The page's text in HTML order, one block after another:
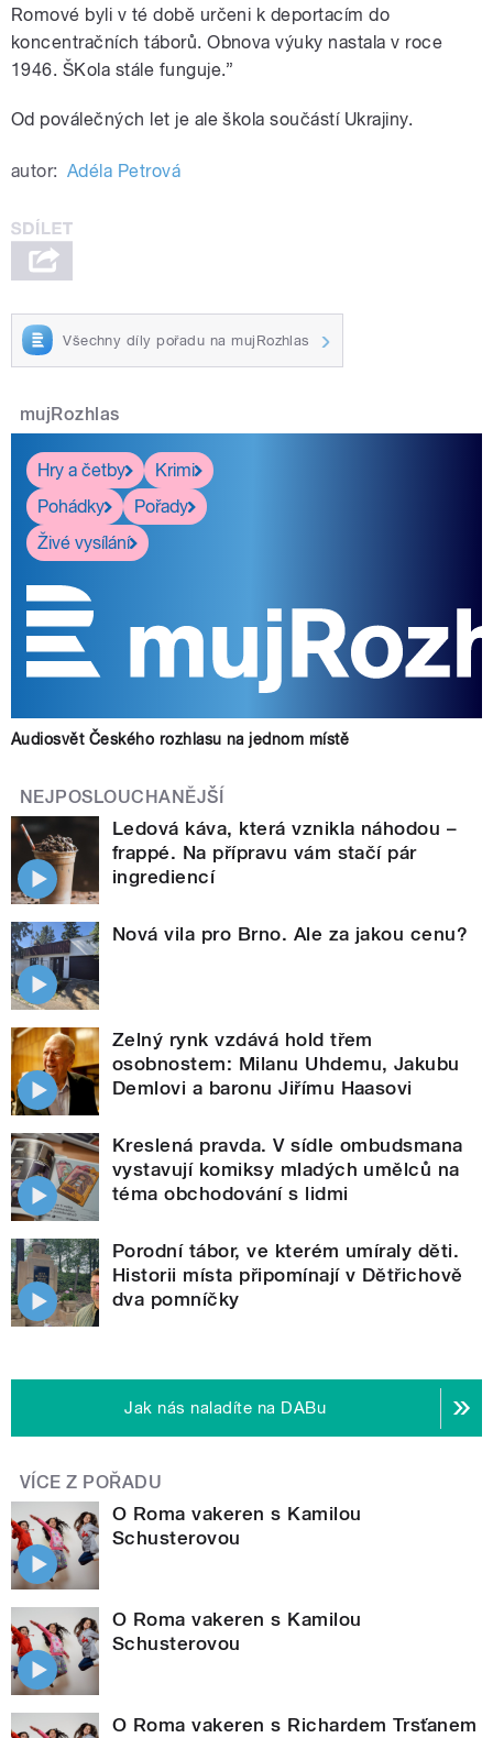
Romové byli v té době určeni k deportacím do
koncentračních táborů. Obnova výuky nastala v roce
1946. ŠKola stále funguje.”
Od poválečných let je ale škola součástí Ukrajiny.
autor: Adéla Petrová
Všechny díly pořadu na mujRozhlas
mujRozhlas
Hry a četby
Krimi
Pohádky
Pořady
Živé vysílání
Audiosvět Českého rozhlasu na jednom místě
NEJPOSLOUCHANĚJŠÍ
Ledová káva, která vznikla náhodou –
frappé. Na přípravu vám stačí pár
ingrediencí
Nová vila pro Brno. Ale za jakou cenu?
Zelný rynk vzdává hold třem
osobnostem: Milanu Uhdemu, Jakubu
Demlovi a baronu Jiřímu Haasovi
Kreslená pravda. V sídle ombudsmana
vystavují komiksy mladých umělců na
téma obchodování s lidmi
Porodní tábor, ve kterém umíraly děti.
Historii místa připomínají v Dětřichově
dva pomníčky
Jak nás naladíte na DABu
VÍCE Z POŘADU
O Roma vakeren s Kamilou
Schusterovou
O Roma vakeren s Kamilou
Schusterovou
O Roma vakeren s Richardem Trsťanem